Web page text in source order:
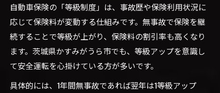
自動車保険の「等級制度」は、事故歴や保険利用状況に
応じて保険料が変動する仕組みです。無事故で保険を継
続することで等級が上がり、保険料の割引率も高くなり
ます。茨城県かすみがうら市でも、等級アップを意識し
て安全運転を心掛けている方が多いです。
具体的には、1年間無事故であれば翌年は1等級アップ